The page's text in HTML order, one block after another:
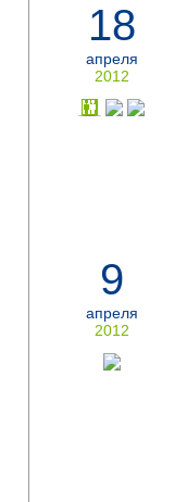
18
апреля
2012
9
апреля
2012